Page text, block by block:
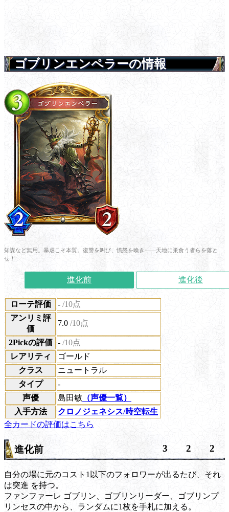
ゴブリンエンペラーの情報
知謀など無用。暴虐こそ本質。復讐を叫び、憤怒を喚き――天地に巣食う者らを落と
せ！
進化前 進化後
ローテ評価 - /10点
アンリミ評
価
7.0 /10点
2Pickの評価 - /10点
レアリティ
ゴールド
クラス
ニュートラル
タイプ
-
声優
島田敏 （声優一覧）
入手方法
クロノジェネシス/時空転生
全カードの評価はこちら
進化前 3 2 2
自分の場に元のコスト1以下のフォロワーが出るたび、それ
は突進 を持つ。
ファンファーレ ゴブリン、ゴブリンリーダー、ゴブリンプ
リンセスの中から、ランダムに1枚を手札に加える。